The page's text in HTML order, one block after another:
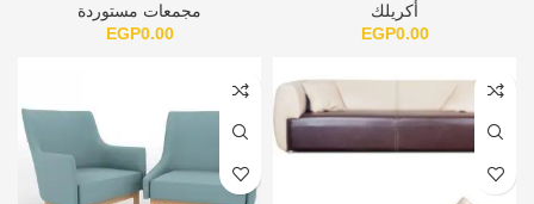
أكريلك
EGP0.00
مجمعات مستوردة
EGP0.00